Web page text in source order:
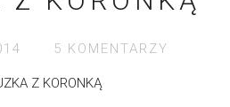
5 KOMENTARZY
Z KORONKĄ